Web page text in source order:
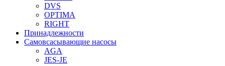
DVS
OPTIMA
RIGHT
Принадлежности
Самовсасывающие насосы
AGA
JES-JE